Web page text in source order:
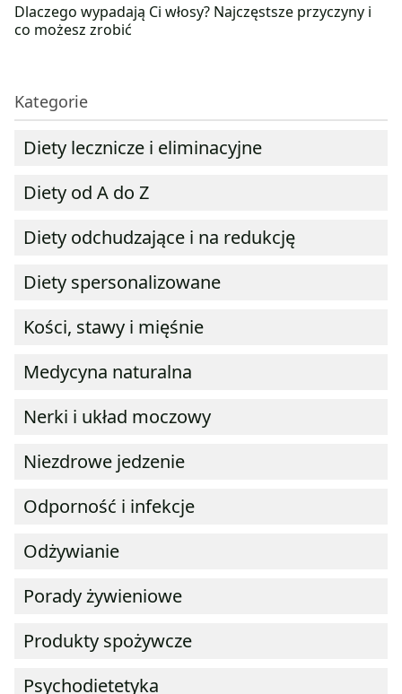
Dlaczego wypadają Ci włosy? Najczęstsze przyczyny i
co możesz zrobić
Kategorie
Diety lecznicze i eliminacyjne
Diety od A do Z
Diety odchudzające i na redukcję
Diety spersonalizowane
Kości, stawy i mięśnie
Medycyna naturalna
Nerki i układ moczowy
Niezdrowe jedzenie
Odporność i infekcje
Odżywianie
Porady żywieniowe
Produkty spożywcze
Psychodietetyka